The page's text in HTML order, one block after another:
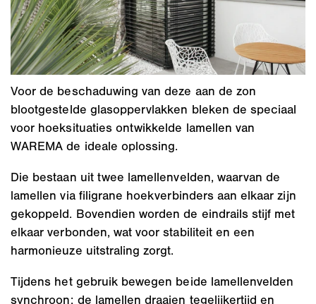
Voor de beschaduwing van deze aan de zon
blootgestelde glasoppervlakken bleken de speciaal
voor hoeksituaties ontwikkelde lamellen van
WAREMA de ideale oplossing.
Die bestaan uit twee lamellenvelden, waarvan de
lamellen via filigrane hoekverbinders aan elkaar zijn
gekoppeld. Bovendien worden de eindrails stijf met
elkaar verbonden, wat voor stabiliteit en een
harmonieuze uitstraling zorgt.
Tijdens het gebruik bewegen beide lamellenvelden
synchroon: de lamellen draaien tegelijkertijd en